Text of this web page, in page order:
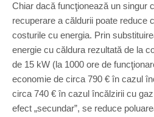
Chiar dacă funcţionează un singur
recuperare a căldurii poate reduce
costurile cu energia. Prin
energie cu căldura rezultată de la
de 15 kW (la 1000 ore de
economie de circa 790 € în cazul
circa 740 € în cazul încălzirii cu
efect „secundar”, se reduce